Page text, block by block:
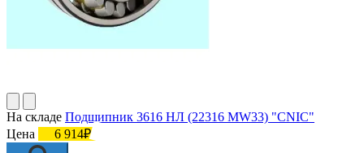
На складе Подшипник 3616 НЛ (22316 MW33) "CNIC"
Цена
6 914₽